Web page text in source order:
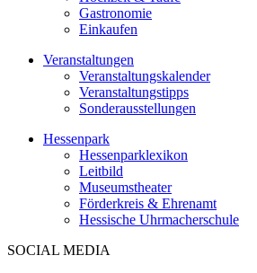
Gastronomie
Einkaufen
Veranstaltungen
Veranstaltungskalender
Veranstaltungstipps
Sonderausstellungen
Hessenpark
Hessenparklexikon
Leitbild
Museumstheater
Förderkreis & Ehrenamt
Hessische Uhrmacherschule
SOCIAL MEDIA